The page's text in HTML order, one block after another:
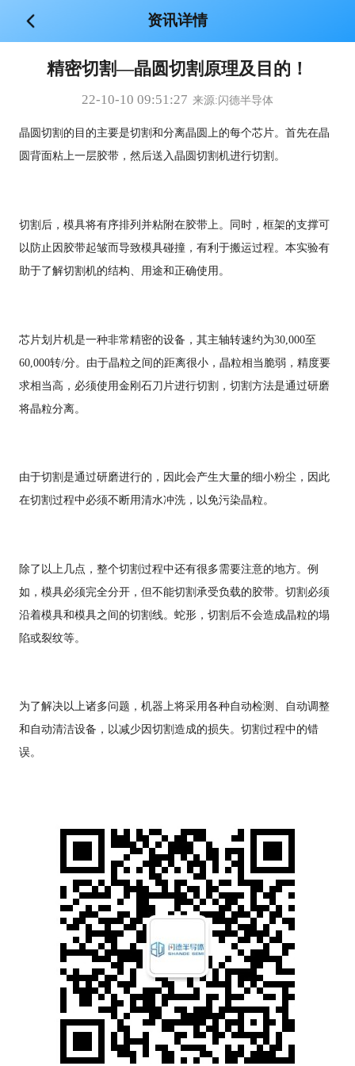
资讯详情
精密切割—晶圆切割原理及目的！
22-10-10 09:51:27 来源:闪德半导体
晶圆切割的目的主要是切割和分离晶圆上的每个芯片。首先在晶
圆背面粘上一层胶带，然后送入晶圆切割机进行切割。
切割后，模具将有序排列并粘附在胶带上。同时，框架的支撑可
以防止因胶带起皱而导致模具碰撞，有利于搬运过程。本实验有
助于了解切割机的结构、用途和正确使用。
芯片划片机是一种非常精密的设备，其主轴转速约为30,000至
60,000转/分。由于晶粒之间的距离很小，晶粒相当脆弱，精度要
求相当高，必须使用金刚石刀片进行切割，切割方法是通过研磨
将晶粒分离。
由于切割是通过研磨进行的，因此会产生大量的细小粉尘，因此
在切割过程中必须不断用清水冲洗，以免污染晶粒。
除了以上几点，整个切割过程中还有很多需要注意的地方。例
如，模具必须完全分开，但不能切割承受负载的胶带。切割必须
沿着模具和模具之间的切割线。蛇形，切割后不会造成晶粒的塌
陷或裂纹等。
为了解决以上诸多问题，机器上将采用各种自动检测、自动调整
和自动清洁设备，以减少因切割造成的损失。切割过程中的错
误。